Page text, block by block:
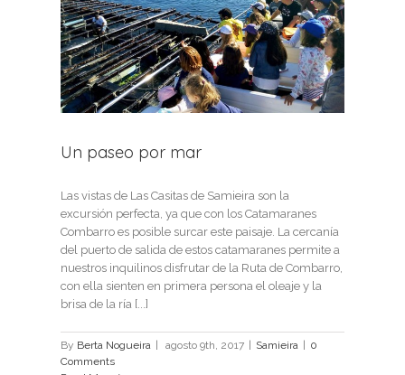
Un paseo por mar
Las vistas de Las Casitas de Samieira son la
excursión perfecta, ya que con los Catamaranes
Combarro es posible surcar este paisaje. La cercanía
del puerto de salida de estos catamaranes permite a
nuestros inquilinos disfrutar de la Ruta de Combarro,
con ella sienten en primera persona el oleaje y la
brisa de la ría [...]
By Berta Nogueira agosto 9th, 2017 Samieira
0
Comments